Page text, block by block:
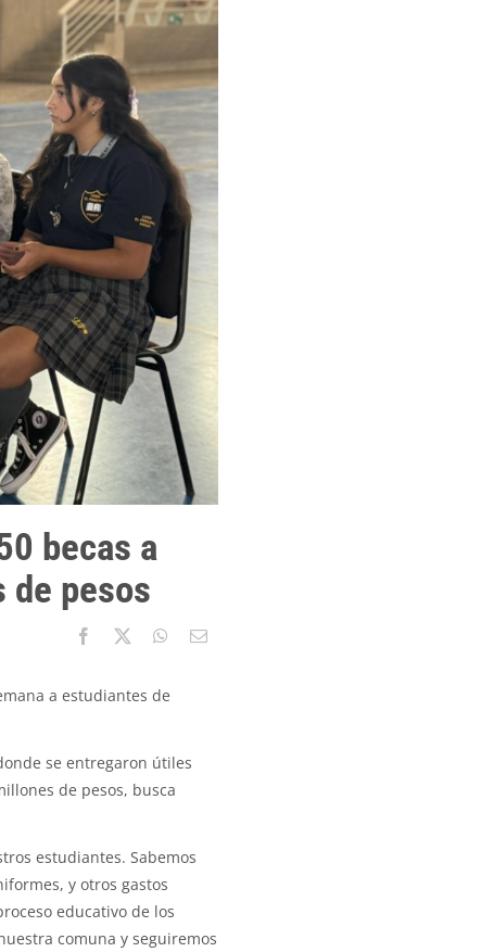
becas a
de pesos
a estudiantes de
se entregaron útiles
de pesos, busca
estudiantes. Sabemos
y otros gastos
educativo de los
comuna y seguiremos